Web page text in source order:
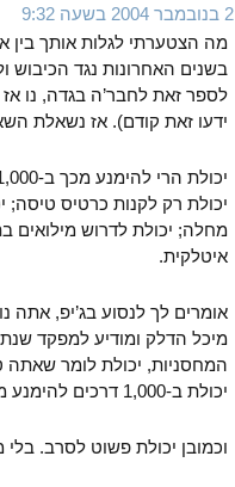
2 בנובמבר 2004 בשעה 9:32
מה הצטערתי לגלות אותך בין
לספר זאת לחבר’ה בגדה, נו
ידעו זאת קודם). אז נשאלת
יכולת רק לקנות כרטיס טיסה;
מחלה; יכולת לדרוש מילואים
איטלקית.
מיכל הדלק ומודיע למפקד
המחסניות, יכולת לומר שאתה
יכולת ב-1,000 דרכים להימנע מדיכוי הפלסטינים.
וכמובן יכולת פשוט לסרב.